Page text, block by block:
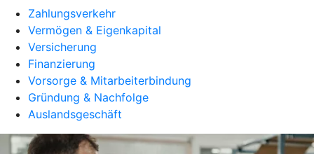
Zahlungsverkehr
Vermögen & Eigenkapital
Versicherung
Finanzierung
Vorsorge & Mitarbeiterbindung
Gründung & Nachfolge
Auslandsgeschäft